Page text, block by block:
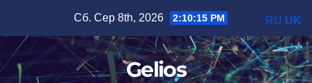
вмісту
Сб. Сер 8th, 2026 2:10:16 PM
Gelios
RU UK